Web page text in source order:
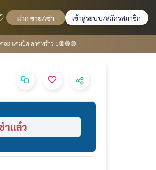
ฝาก ขาย/เช่า เข้าสู่ระบบ/สมัครสมาชิก
อะ แคมปัส ลาดพร้าว 1🔴🟢🟡
าแล้ว